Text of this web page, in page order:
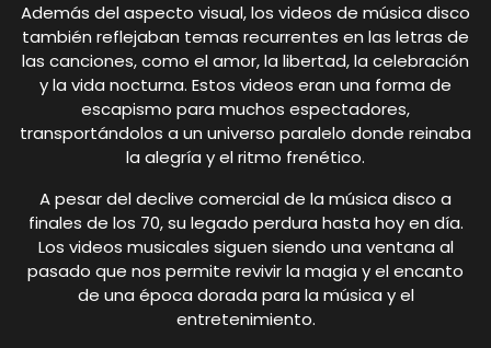
Además del aspecto visual, los videos de música disco
también reflejaban temas recurrentes en las letras de
las canciones, como el amor, la libertad, la celebración
y la vida nocturna. Estos videos eran una forma de
escapismo para muchos espectadores,
transportándolos a un universo paralelo donde reinaba
la alegría y el ritmo frenético.
A pesar del declive comercial de la música disco a
finales de los 70, su legado perdura hasta hoy en día.
Los videos musicales siguen siendo una ventana al
pasado que nos permite revivir la magia y el encanto
de una época dorada para la música y el
entretenimiento.